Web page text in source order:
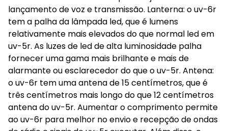
lançamento de voz e transmissão. Lanterna: o uv-6r
tem a palha da lâmpada led, que é lumens
relativamente mais elevados do que normal led em
uv-5r. As luzes de led de alta luminosidade palha
fornecer uma gama mais brilhante e mais de
alarmante ou esclarecedor do que o uv-5r. Antena:
o uv-6r tem uma antena de 15 centímetros, que é
três centímetros mais longo do que 12 centímetros
antena do uv-5r. Aumentar o comprimento permite
ao uv-6r para melhor no envio e recepção de ondas